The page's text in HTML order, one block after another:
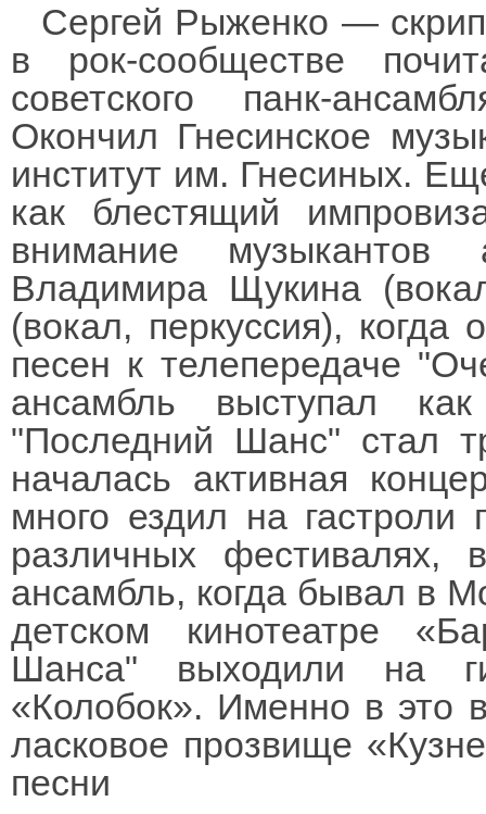
Сергей Рыженко —
в рок-сообществе
советского панк-
Окончил Гнесинское
институт им. Гнесиных.
как блестящий
внимание
Владимира Щукина
(вокал, перкуссия),
песен к телепередаче
ансамбль выступал
"Последний Шанс" стал
началась активная
много ездил на
различных
ансамбль, когда бывал в
детском кинотеатре
Шанса" выходили на
«Колобок». Именно в это
ласковое прозвище
песни